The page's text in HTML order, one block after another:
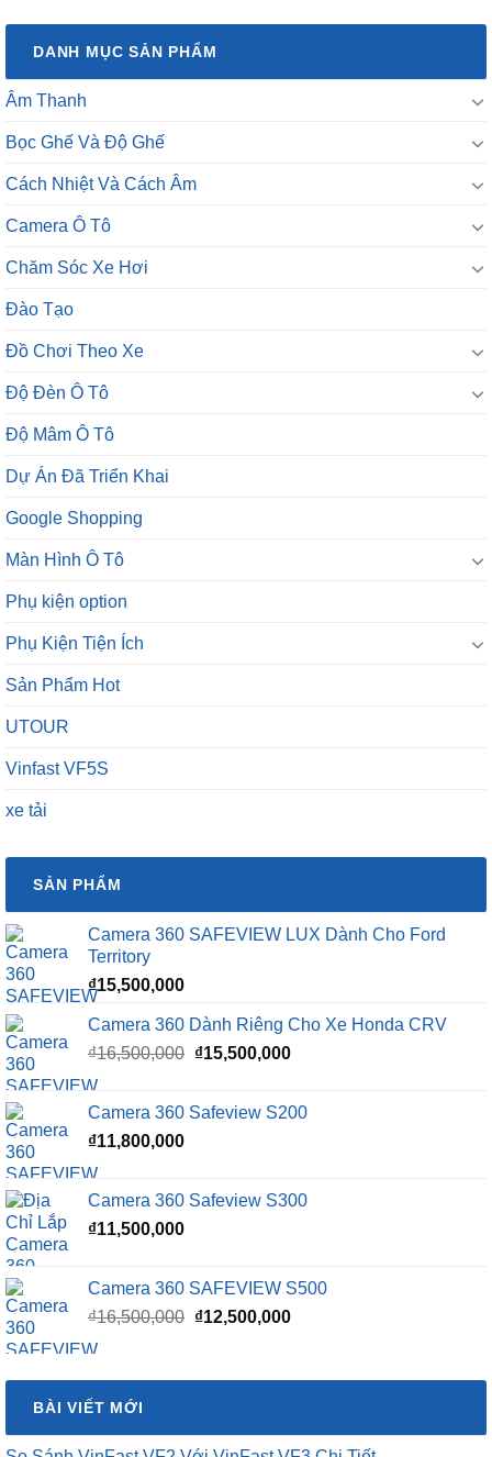
DANH MỤC SẢN PHẨM
Âm Thanh
Bọc Ghế Và Độ Ghế
Cách Nhiệt Và Cách Âm
Camera Ô Tô
Chăm Sóc Xe Hơi
Đào Tạo
Đồ Chơi Theo Xe
Độ Đèn Ô Tô
Độ Mâm Ô Tô
Dự Án Đã Triển Khai
Google Shopping
Màn Hình Ô Tô
Phụ kiện option
Phụ Kiện Tiện Ích
Sản Phẩm Hot
UTOUR
Vinfast VF5S
xe tải
SẢN PHẨM
Camera 360 SAFEVIEW LUX Dành Cho Ford
Territory
₫15,500,000
Camera 360 Dành Riêng Cho Xe Honda CRV
₫16,500,000 Giá
₫16,500,000.
₫15,500,000Giá
là:
Camera 360 Safeview S200
₫11,800,000
Camera 360 Safeview S300
₫11,500,000
Camera 360 SAFEVIEW S500
₫16,500,000 Giá
₫16,500,000.
₫12,500,000Giá
là:
BÀI VIẾT MỚI